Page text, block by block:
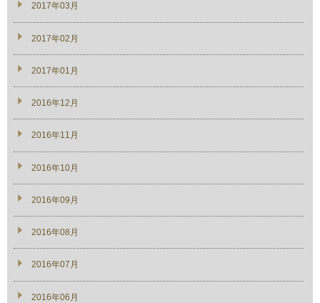
2017年03月
2017年02月
2017年01月
2016年12月
2016年11月
2016年10月
2016年09月
2016年08月
2016年07月
2016年06月